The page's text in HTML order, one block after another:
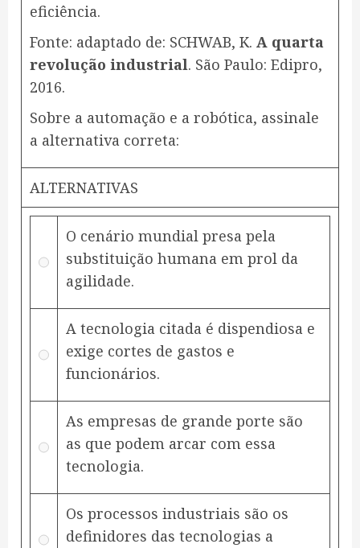
eficiência.
Fonte: adaptado de: SCHWAB, K. A quarta
revolução industrial. São Paulo: Edipro,
2016.
Sobre a automação e a robótica, assinale
a alternativa correta:
ALTERNATIVAS
O cenário mundial presa pela
substituição humana em prol da
agilidade.
A tecnologia citada é dispendiosa e
exige cortes de gastos e
funcionários.
As empresas de grande porte são
as que podem arcar com essa
tecnologia.
Os processos industriais são os
definidores das tecnologias a